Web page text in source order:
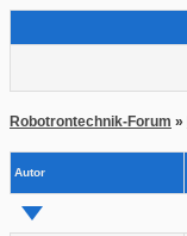
Robotrontechnik-Forum »
Autor